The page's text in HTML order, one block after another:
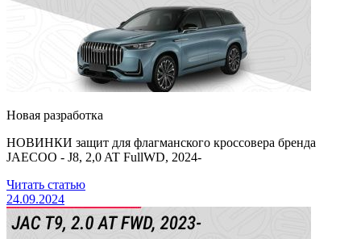
Новая разработка
НОВИНКИ защит для флагманского кроссовера бренда
JAECOO - J8, 2,0 AT FullWD, 2024-
Читать статью
24.09.2024